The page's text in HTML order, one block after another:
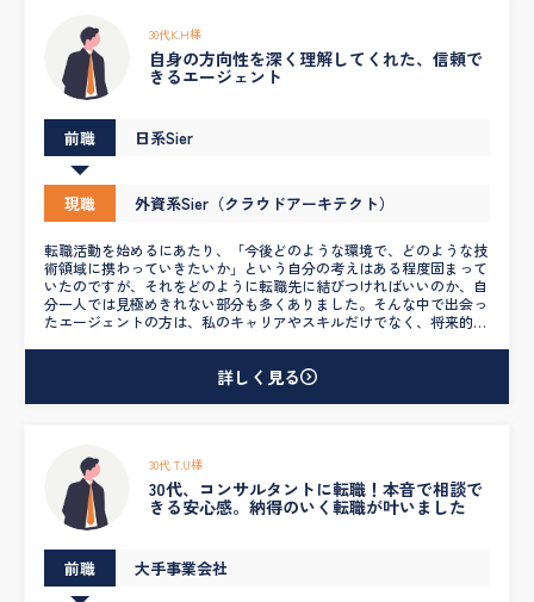
30代K.H様
自身の方向性を深く理解してくれた、信頼で
きるエージェント
前職 日系Sier
現職 外資系Sier（クラウドアーキテクト）
転職活動を始めるにあたり、「今後どのような環境で、どのような技
術領域に携わっていきたいか」という自分の考えはある程度固まって
いたのですが、それをどのように転職先に結びつければいいのか、自
分一人では見極めきれない部分も多くありました。そんな中で出会っ
たエージェントの方は、私のキャリアやスキルだけでなく、将来的に
た。 紹介いただいた求人情報はどれも詳細かつ具体的で、表面的な
条件だけでなく、組織体制や実際の業務内容、求められる役割まで明
確に教えていただけたのが印象的です。また、良い点だけでなく懸念
資系Sierへの転職が決まり、技術力をより深めながら裁量ある環境で
働くことができています。 選考においても、企業ごとに合わせた面
接対策や、条件交渉のサポートまで丁寧に対応いただき、「単に転職
を成立させる」ことがゴールではなく、「中長期的に活躍できるキャ
リア選択をする」ことを常に重視してくださった点が、他のエージェ
ントとの大きな違いでした。今後のキャリア設計に関するアドバイス
も的確で、まさに「信頼できる伴走者」という存在でした。心から感
謝しています。
詳しく見る
30代 T.U様
30代、コンサルタントに転職！本音で相談で
きる安心感。納得のいく転職が叶いました
前職 大手事業会社